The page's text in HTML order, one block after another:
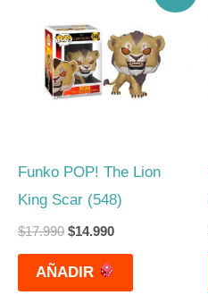
Funko POP! The Lion
King Scar (548)
$17.990
era:
$17.990.
$14.990
es:
$14.990.
AÑADIR